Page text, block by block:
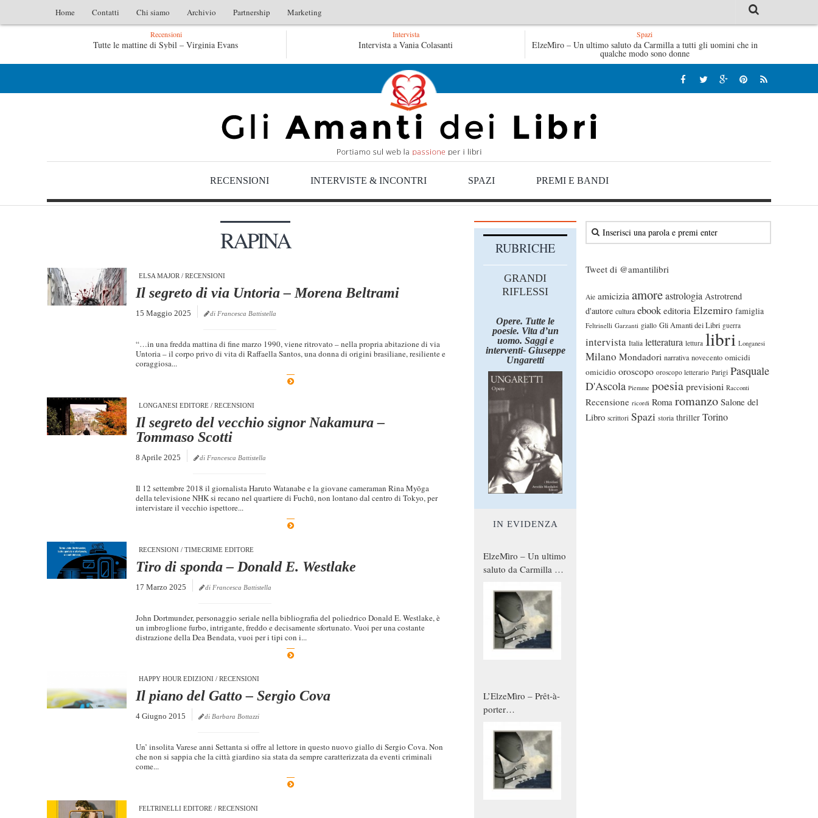
Home Contatti Chi siamo Archivio Partnership Marketing
Recensioni
Tutte le mattine di Sybil – Virginia Evans L’idraulico non verrà – Fruttero & Lucentini Le anime salve di Fabrizio De André – Jan Gaggetta Tutte le mattine di
L’idraulico non verrà – Fruttero & Lucentini
Intervista
Intervista a Vania Colasanti
Spazi
ElzeMìro – Un ultimo saluto da Carmilla a tutti gli uomini che in
qualche modo sono donne
RECENSIONI INTERVISTE & INCONTRI SPAZI PREMI E BANDI
RAPINA
ELSA MAJOR / RECENSIONI
Il segreto di via Untoria – Morena Beltrami
15 Maggio 2025 di Francesca Battistella
“…in una fredda mattina di fine marzo 1990, viene ritrovato – nella propria abitazione di via
Untoria – il corpo privo di vita di Raffaella Santos, una donna di origini brasiliane, resiliente e
coraggiosa...
LONGANESI EDITORE / RECENSIONI
Il segreto del vecchio signor Nakamura –
Tommaso Scotti
8 Aprile 2025 di Francesca Battistella
Il 12 settembre 2018 il giornalista Haruto Watanabe e la giovane cameraman Rina Myōga
della televisione NHK si recano nel quartiere di Fuchū, non lontano dal centro di Tokyo, per
intervistare il vecchio ispettore...
RECENSIONI / TIMECRIME EDITORE
Tiro di sponda – Donald E. Westlake
17 Marzo 2025 di Francesca Battistella
John Dortmunder, personaggio seriale nella bibliografia del poliedrico Donald E. Westlake, è
un imbroglione furbo, intrigante, freddo e decisamente sfortunato. Vuoi per una costante
distrazione della Dea Bendata, vuoi per i tipi con i...
HAPPY HOUR EDIZIONI / RECENSIONI
Il piano del Gatto – Sergio Cova
4 Giugno 2015 di Barbara Bottazzi
Un’ insolita Varese anni Settanta si offre al lettore in questo nuovo giallo di Sergio Cova. Non
che non si sappia che la città giardino sia stata da sempre caratterizzata da eventi criminali
come...
FELTRINELLI EDITORE / RECENSIONI
Tweet di @amantilibri
Aie amicizia amoreastrologia Astrotrend
d'autore cultura ebook editoria Elzemiro famiglia
Feltrinelli Garzanti giallo Gli Amanti dei Libri guerra
intervista Italia letteratura lettura libri Longanesi
Milano Mondadori narrativa novecento omicidi
omicidio oroscopo oroscopo letterario Parigi Pasquale
D'Ascola Piemme poesia previsioni Racconti
Recensione ricordi Roma romanzo Salone del
Libro scrittori Spazi storia thriller Torino
RUBRICHE
GRANDI
RIFLESSI
Opere. Tutte le
poesie. Vita d’un
uomo. Saggi e
interventi- Giuseppe
Ungaretti
IN EVIDENZA
ElzeMìro – Un ultimo
saluto da Carmilla a
qualche modo sono
donne
L’ElzeMìro – Prêt-à-
porter